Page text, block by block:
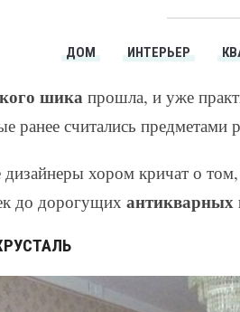
ДОМ ИНТЕРЬЕР
шика прошла, и уже
ранее считались предметами
хором кричат о
до дорогущих антикварных